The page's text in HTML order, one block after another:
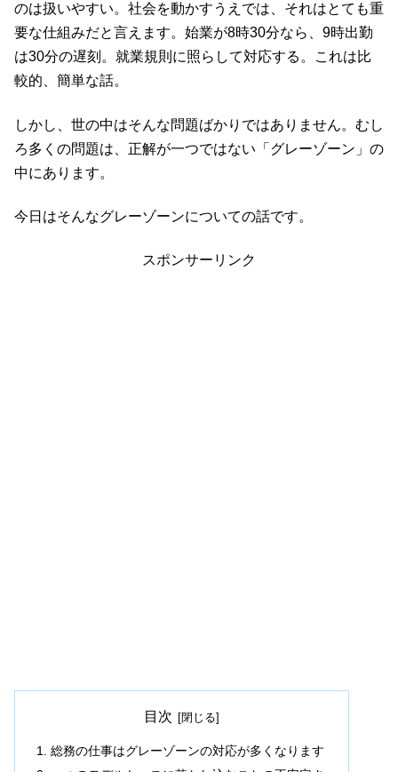
のは扱いやすい。社会を動かすうえでは、それはとても重
要な仕組みだと言えます。始業が8時30分なら、9時出勤
は30分の遅刻。就業規則に照らして対応する。これは比
較的、簡単な話。
しかし、世の中はそんな問題ばかりではありません。むし
ろ多くの問題は、正解が一つではない「グレーゾーン」の
中にあります。
今日はそんなグレーゾーンについての話です。
スポンサーリンク
目次
総務の仕事はグレーゾーンの対応が多くなります